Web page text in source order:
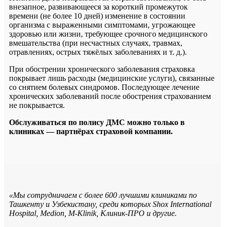
внезапное, развивающееся за короткий промежуток
времени (не более 10 дней) изменение в состоянии
организма с выраженными симптомами, угрожающее
здоровью или жизни, требующее срочного медицинского
вмешательства (при несчастных случаях, травмах,
отравлениях, острых тяжёлых заболеваниях и т. д.).
При обострении хронического заболевания страховка
покрывает лишь расходы (медицинские услуги), связанные
со снятием болевых синдромов. Последующее лечение
хронических заболеваний после обострения страхованием
не покрывается.
Обслуживаться по полису ДМС можно только в
клиниках — партнёрах страховой компании.
«Мы сотрудничаем с более 600 лучшими клиниками по
Ташкенту и Узбекистану, среди которых Shox International
Hospital, Medion, М-Klinik, Клиник-ПРО и другие.